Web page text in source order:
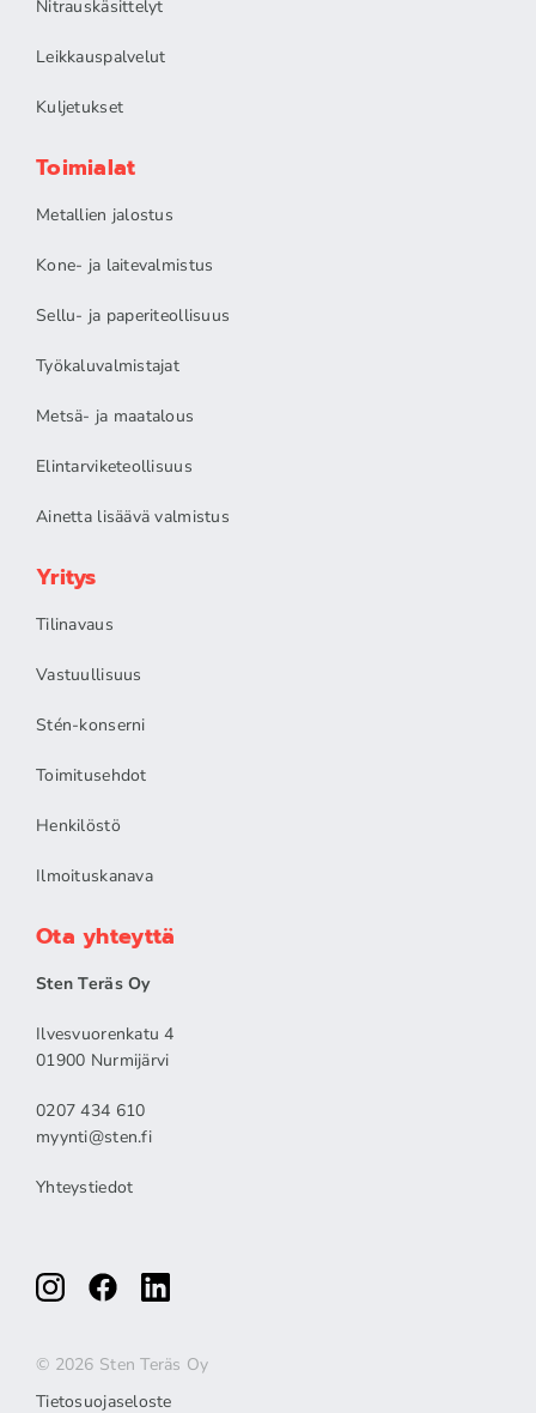
Nitrauskäsittelyt
Leikkauspalvelut
Kuljetukset
Toimialat
Metallien jalostus
Kone- ja laitevalmistus
Sellu- ja paperiteollisuus
Työkaluvalmistajat
Metsä- ja maatalous
Elintarviketeollisuus
Ainetta lisäävä valmistus
Yritys
Tilinavaus
Vastuullisuus
Stén-konserni
Toimitusehdot
Henkilöstö
Ilmoituskanava
Ota yhteyttä
Sten Teräs Oy
Ilvesvuorenkatu 4
01900 Nurmijärvi
0207 434 610
myynti@sten.fi
Yhteystiedot
© 2026 Sten Teräs Oy
Tietosuojaseloste